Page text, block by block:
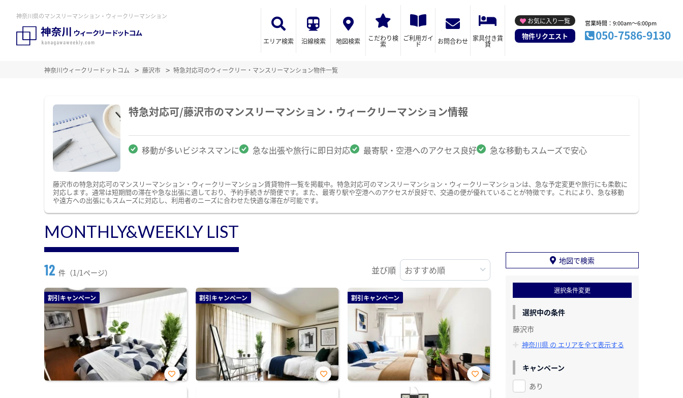
神奈川県のマンスリーマンション・ウィークリーマンション
エリア検索 沿線検索 地図検索 こだわり検
索
ご利用ガイ
ド お問合わせ 家具付き賃
貸
お気に入り一覧
物件リクエスト
営業時間：9:00am～6:00pm
050-7586-9130
神奈川ウィークリードットコム 藤沢市 特急対応可のウィークリー・マンスリーマンション物件一覧
特急対応可/藤沢市のマンスリーマンション・ウィークリーマンション情報
移動が多いビジネスマンに 急な出張や旅行に即日対応 最寄駅・空港へのアクセス良好 急な移動もスムーズで安心
藤沢市の特急対応可のマンスリーマンション・ウィークリーマンション賃貸物件一覧を掲載中。特急対応可のマンスリーマンション・ウィークリーマンションは、急な予定変更や旅行にも柔軟に
対応します。通常は短期間の滞在や急な出張に適しており、予約手続きが簡便です。また、最寄り駅や空港へのアクセスが良好で、交通の便が優れていることが特徴です。これにより、急な移動
や遠方への出張にもスムーズに対応し、利用者のニーズに合わせた快適な滞在が可能です。
MONTHLY&WEEKLY LIST
12 件（1/1ページ） 並び順
割引キャンペーン
お気
割引キャンペーン
お気
割引キャンペーン
お気
地図で検索
選択条件変更
選択中の条件
藤沢市
神奈川県 の エリアを全て表示する
キャンペーン
あり